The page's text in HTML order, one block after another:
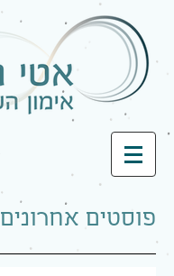
פוסטים אחרונים